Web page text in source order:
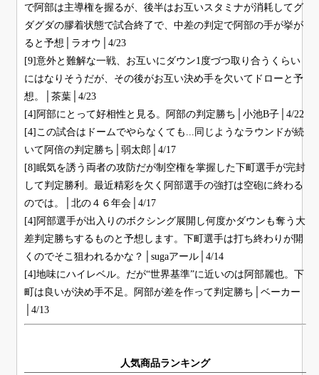
で阿部は主導権を握るが、後半はお互いスタミナが消耗してグ
ダグダの膠着状態で試合終了で、中差の判定で阿部の手が挙が
ると予想│ラオウ│4/23
[9]意外と難解な一戦、お互いにダウン1度づつ取り合うくらい
にはなりそうだが、その後がお互い決め手を欠いてドローと予
想。│茶葉│4/23
[4]阿部にとって好相性と見る。阿部の判定勝ち│小池B子│4/22
[4]この試合はドームでやらなくても...同じようなラウンドが続
いて阿倍の判定勝ち│弱太郎│4/17
[8]眠気を誘う両者の攻防だが制空権を掌握した下町選手が完封
して判定勝利。最近精彩を欠く阿部選手の強打は空砲に終わる
のでは。│北の４６年会│4/17
[4]阿部選手が出入りのボクシング展開し何度かダウンも奪う大
差判定勝ちするものと予想します。下町選手は打ち終わりが開
くのでそこ狙われるかな？│sugaアール│4/14
[4]地味にハイレベル。だが“世界基準”に近いのは阿部麗也。下
町は良いが決め手不足。阿部が差を作って判定勝ち│ベーカー
│4/13
人気商品ランキング